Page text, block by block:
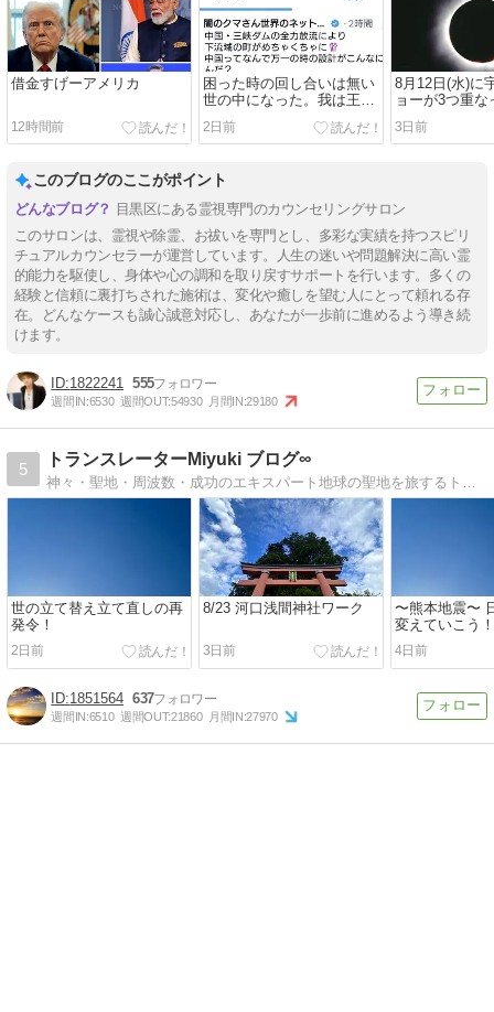
借金すげーアメリカ
12時間前
困った時の回し合いは無い
世の中になった。我は王子
推し
2日前
8月12日(水)に
ョーが3つ重な
る。神は世界
をする。
3日前
このブログのここがポイント
目黒区にある霊視専門のカウンセリングサロン
このサロンは、霊視や除霊、お祓いを専門とし、多彩な実績を持つスピリ
チュアルカウンセラーが運営しています。人生の迷いや問題解決に高い霊
的能力を駆使し、身体や心の調和を取り戻すサポートを行います。多くの
経験と信頼に裏打ちされた施術は、変化や癒しを望む人にとって頼れる存
在。どんなケースも誠心誠意対応し、あなたが一歩前に進めるよう導き続
けます。
1822241 555
週間IN:6530 週間OUT:54930 月間IN:29180
5
トランスレーターMiyuki ブログ∞
神々・聖地・周波数・成功のエキスパート地球の聖地を旅するトラベラー
世の立て替え立て直しの再
発令！
2日前
8/23 河口浅間神社ワーク
3日前
〜熊本地震〜
変えていこう！
4日前
1851564 637
週間IN:6510 週間OUT:21860 月間IN:27970